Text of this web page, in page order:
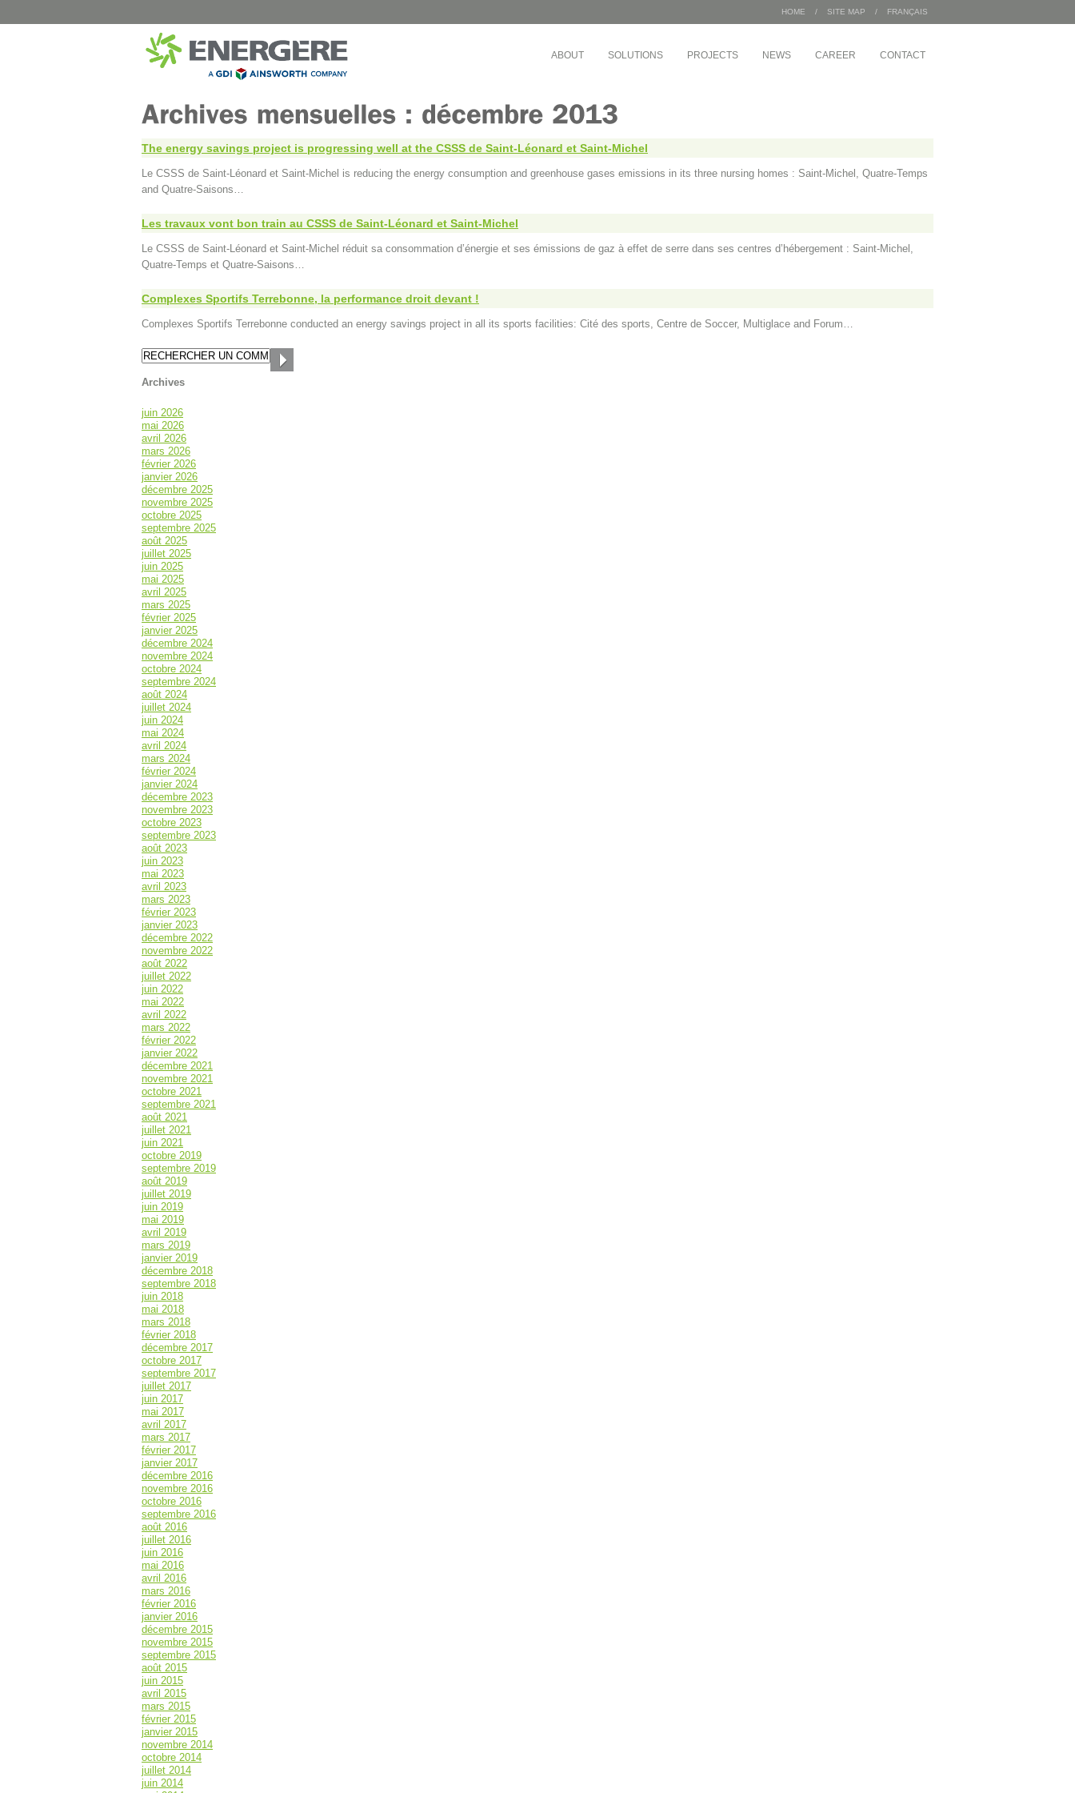
HOME / SITE MAP / FRANÇAIS
ABOUT SOLUTIONS PROJECTS NEWS CAREER CONTACT
CITY
B-Chatham – Public Street Lighting
Blainville – Public Street Lighting
Blainville – Buildings
Montreal – Park Chalets
Municipal buildings and locations in
CISSS de Chaudière-Appalaches
CIUSSS de l’Est-de-l’Île-de-Montréal
CISSS de Lanaudière
CIUSSS Mauricie-et-du-Centre-du-
Québec (Drummond)
CIUSSS du Nord-de-l’Île-de-Montréal
EDUCATION
Montreal School Board
English Montreal School Board
Cégep de Lévis-Lauzon
Collège Ahuntsic
Cégep Saint-Jean-sur-Richelieu
Cadillac Fairview
Bœuf Mérite
The energy savings project is progressing well at the CSSS de Saint-Léonard et Saint-Michel
Le CSSS de Saint-Léonard et Saint-Michel is reducing the energy consumption and greenhouse gases emissions in its three nursing homes : Saint-Michel, Quatre-Temps
and Quatre-Saisons…
Les travaux vont bon train au CSSS de Saint-Léonard et Saint-Michel
Le CSSS de Saint-Léonard et Saint-Michel réduit sa consommation d’énergie et ses émissions de gaz à effet de serre dans ses centres d’hébergement : Saint-Michel,
Quatre-Temps et Quatre-Saisons…
Complexes Sportifs Terrebonne, la performance droit devant !
Complexes Sportifs Terrebonne conducted an energy savings project in all its sports facilities: Cité des sports, Centre de Soccer, Multiglace and Forum…
Archives
juin 2026
mai 2026
avril 2026
mars 2026
février 2026
janvier 2026
décembre 2025
novembre 2025
octobre 2025
septembre 2025
août 2025
juillet 2025
juin 2025
mai 2025
avril 2025
mars 2025
février 2025
janvier 2025
décembre 2024
novembre 2024
octobre 2024
septembre 2024
août 2024
juillet 2024
juin 2024
mai 2024
avril 2024
mars 2024
février 2024
janvier 2024
décembre 2023
novembre 2023
octobre 2023
septembre 2023
août 2023
juin 2023
mai 2023
avril 2023
mars 2023
février 2023
janvier 2023
décembre 2022
novembre 2022
août 2022
juillet 2022
juin 2022
mai 2022
avril 2022
mars 2022
février 2022
janvier 2022
décembre 2021
novembre 2021
octobre 2021
septembre 2021
août 2021
juillet 2021
juin 2021
octobre 2019
septembre 2019
août 2019
juillet 2019
juin 2019
mai 2019
avril 2019
mars 2019
janvier 2019
décembre 2018
septembre 2018
juin 2018
mai 2018
mars 2018
février 2018
décembre 2017
octobre 2017
septembre 2017
juillet 2017
juin 2017
mai 2017
avril 2017
mars 2017
février 2017
janvier 2017
décembre 2016
novembre 2016
octobre 2016
septembre 2016
août 2016
juillet 2016
juin 2016
mai 2016
avril 2016
mars 2016
février 2016
janvier 2016
décembre 2015
novembre 2015
septembre 2015
août 2015
juin 2015
avril 2015
mars 2015
février 2015
janvier 2015
novembre 2014
octobre 2014
juillet 2014
juin 2014